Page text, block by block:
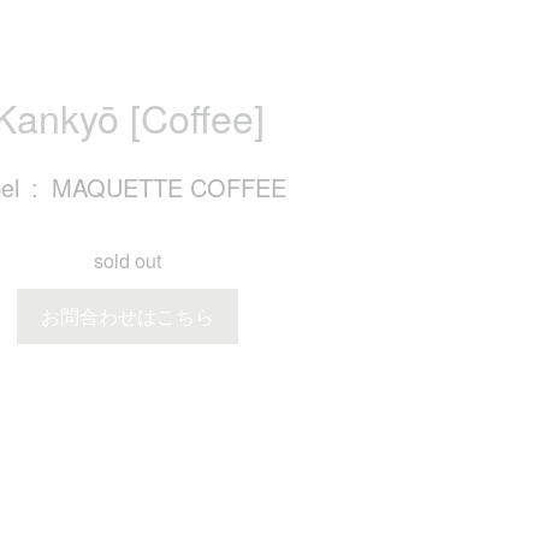
[Coffee]
MAQUETTE COFFEE
sold out
お問合わせはこちら